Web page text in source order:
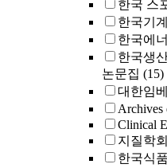
한국 스
한국기
한국에
한국생
논문집 (15)
대한임
Archives
Clinical
지질학
한국식